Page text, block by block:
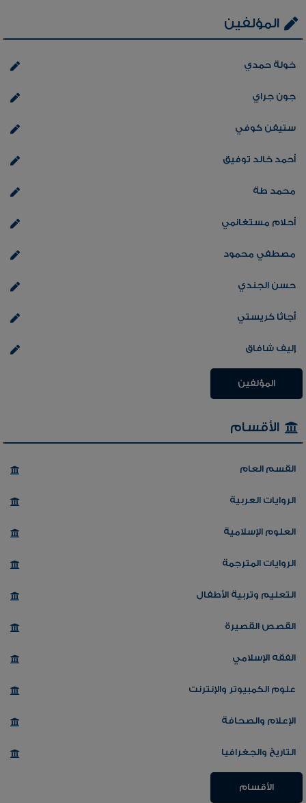
المؤلفين
خولة حمدي
جون جراي
ستيفن كوفي
أحمد خالد توفيق
محمد طة
أحلام مستغانمي
مصطفي محمود
حسن الجندي
أجاثا كريستي
إليف شافاق
المؤلفين
الأقسام
القسم العام
الروايات العربية
العلوم الإسلامية
الروايات المترجمة
التعليم وتربية الأطفال
القصص القصيرة
الفقه الإسلامي
علوم الكمبيوتر والإنترنت
الإعلام والصحافة
التاريخ والجغرافيا
الأقسام